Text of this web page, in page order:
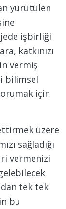
yürütülen
işbirliği
katkınızı
vermiş
bilimsel
için
üzere
sağladığı
vermenizi
tek tek
bu